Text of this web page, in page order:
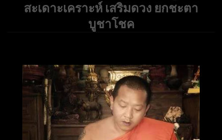
สะเดาะเคราะห์ เสริมดวง ยกชะตา
บูชาโชค